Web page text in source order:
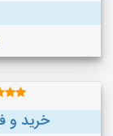
خرید و